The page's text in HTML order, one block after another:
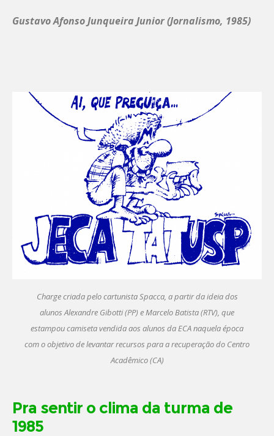
Gustavo Afonso Junqueira Junior (Jornalismo, 1985)
Charge criada pelo cartunista Spacca, a partir da ideia dos
alunos Alexandre Gibotti (PP) e Marcelo Batista (RTV), que
estampou camiseta vendida aos alunos da ECA naquela época
com o objetivo de levantar recursos para a recuperação do Centro
Acadêmico (CA)
Pra sentir o clima da turma de
1985